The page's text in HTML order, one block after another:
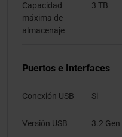
Capacidad
máxima de
almacenaje
3 TB
Puertos e Interfaces
Conexión USB Si
Versión USB 3.2